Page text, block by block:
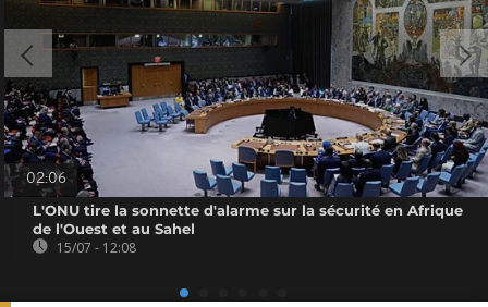
02:06
L'ONU tire la sonnette d'alarme sur la sécurité en Afrique
de l'Ouest et au Sahel
15/07 - 12:08